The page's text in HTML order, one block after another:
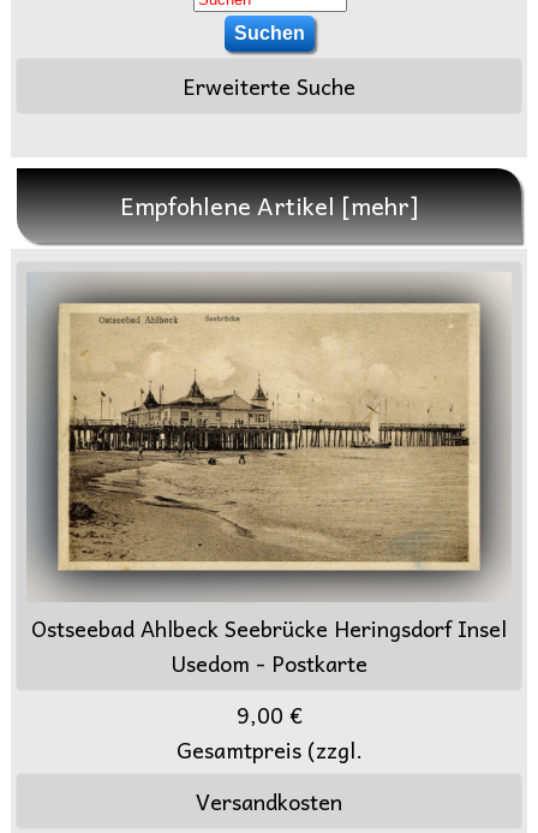
Erweiterte Suche
Empfohlene Artikel [mehr]
Ostseebad Ahlbeck Seebrücke Heringsdorf Insel
Usedom - Postkarte
9,00 €
Gesamtpreis (zzgl.
Versandkosten